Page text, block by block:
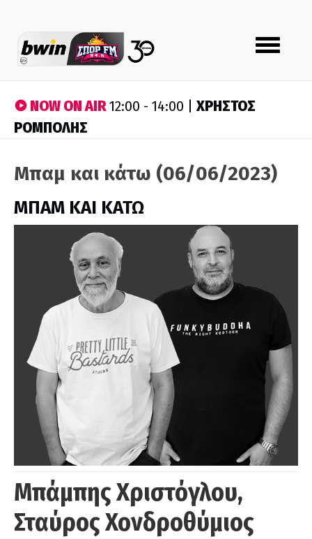
Toggle
navigation
NOW ON AIR12:00 - 14:00 | ΧΡΗΣΤΟΣ
ΡΟΜΠΟΛΗΣ
Μπαμ και κάτω (06/06/2023)
ΜΠΑΜ ΚΑΙ ΚΑΤΩ
Μπάμπης Χριστόγλου,
Σταύρος Χονδροθύμιος